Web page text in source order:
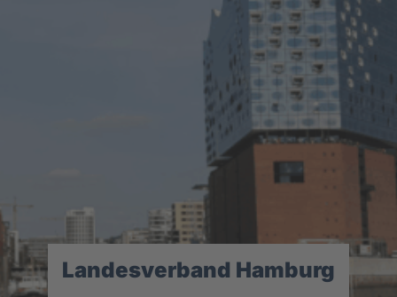
Landesverband Hamburg